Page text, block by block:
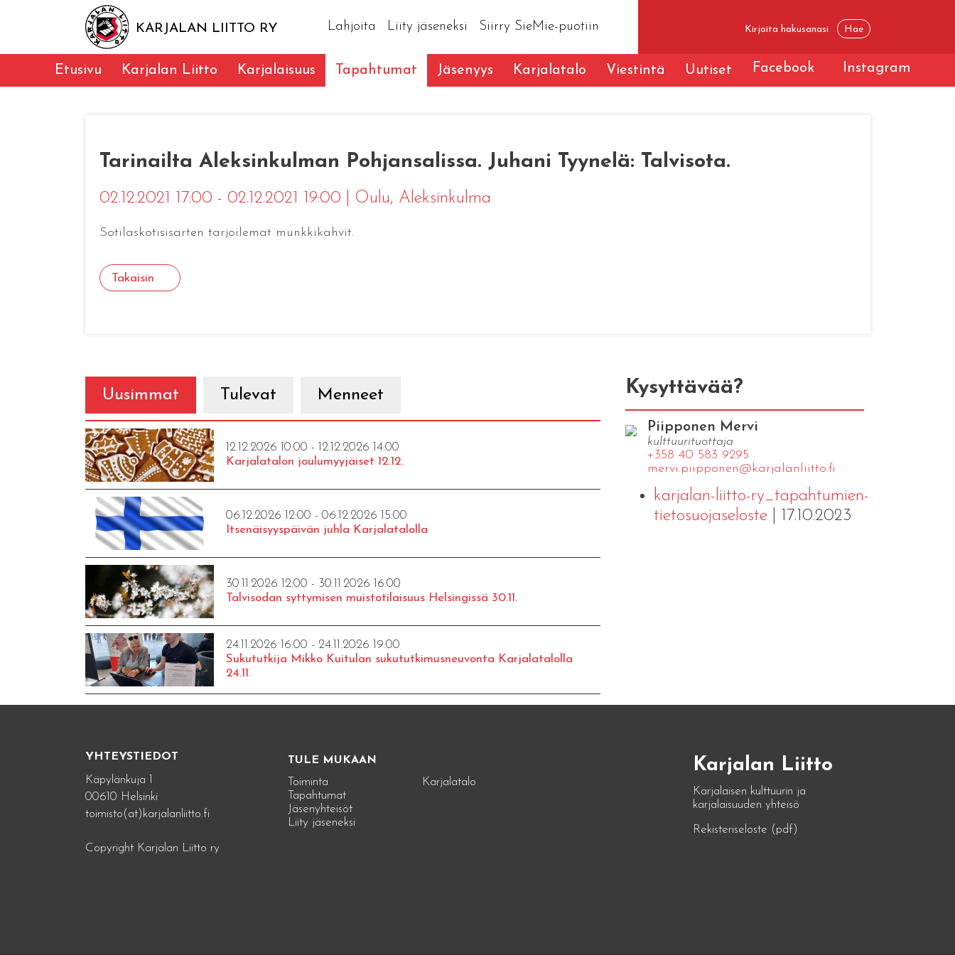
KARJALAN LIITTO RY Lahjoita Liity jäseneksi Siirry SieMie-puotiin
Etusivu Karjalan Liitto Karjalaisuus Tapahtumat Jäsenyys Karjalatalo Viestintä Uutiset Facebook Instagram
Tarinailta Aleksinkulman Pohjansalissa. Juhani Tyynelä: Talvisota.
02.12.2021 17:00 - 02.12.2021 19:00 Oulu, Aleksinkulma
Sotilaskotisisarten tarjoilemat munkkikahvit.
Takaisin
Uusimmat Tulevat Menneet
12.12.2026 10:00 - 12.12.2026 14:00
Karjalatalon joulumyyjäiset 12.12.
06.12.2026 12:00 - 06.12.2026 15:00
Itsenäisyyspäivän juhla Karjalatalolla
30.11.2026 12:00 - 30.11.2026 16:00
Talvisodan syttymisen muistotilaisuus Helsingissä 30.11.
24.11.2026 16:00 - 24.11.2026 19:00
Sukututkija Mikko Kuitulan sukututkimusneuvonta Karjalatalolla
24.11.
Kysyttävää?
Piipponen Mervi
kulttuurituottaja
+358 40 583 9295
mervi.​piipponen@​kar​jala​nlii​tto.​fi
karjalan-liitto-ry_tapahtumien-
tietosuojaseloste| 17.10.2023
YHTEYSTIEDOT
Käpylänkuja 1
00610 Helsinki
toimisto(at)karjalanliitto.fi
Copyright Karjalan Liitto ry
TULE MUKAAN
Toiminta
Tapahtumat
Jäsenyhteisöt
Liity jäseneksi
Karjalatalo
Karjalan Liitto
Karjalaisen kulttuurin ja
karjalaisuuden yhteisö
Rekisteriseloste (pdf)